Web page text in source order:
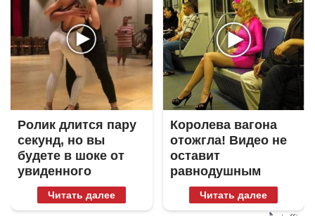
Ролик длится пару
секунд, но вы
будете в шоке от
увиденного
Читать далее
Королева вагона
отожгла! Видео не
оставит
равнодушным
Читать далее